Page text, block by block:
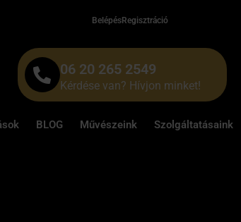
BelépésRegisztráció
06 20 265 2549
Kérdése van? Hívjon minket!
BLOG Művészeink Szolgáltatásaink